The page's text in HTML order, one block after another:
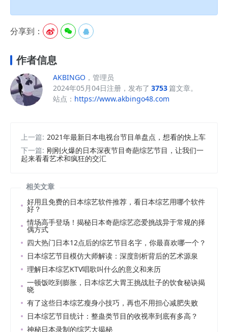
分享到：   
作者信息
AKBINGO ，管理员
2024年05月04日注册，发布了 3753篇文章。
站点： https://www.akbingo48.com
上一篇: 2021年最新日本电视台节目单盘点，想看的快上车
下一篇: 刚刚火爆的日本深夜节目奇葩综艺节目，让我们一
起来看看艺术和疯狂的交汇
相关文章
好用且免费的日本综艺软件推荐，看日本综艺用哪个软件
好？
情场高手登场！揭秘日本奇葩综艺恋爱挑战异于常规的择
偶方式
四大热门日本12点后的综艺节目名字，你最喜欢哪一个？
日本综艺节目模仿大师解读：深度剖析背后的艺术源泉
理解日本综艺KTV唱歌叫什么的意义和来历
一顿饭吃到膨胀，日本综艺大胃王挑战肚子的饮食秘诀揭
晓
有了这些日本综艺瘦身小技巧，再也不用担心减肥失败
日本综艺节目统计：整蛊类节目的收视率到底有多高？
神秘日本录制的综艺大揭秘